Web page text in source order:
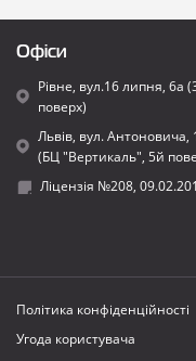
Офіси
Рівне, вул.16 липня, 6а
поверх)
Львів, вул. Антоновича,
(БЦ "Вертикаль", 5й
Ліцензія №208,
Політика конфіденційності
Угода користувача